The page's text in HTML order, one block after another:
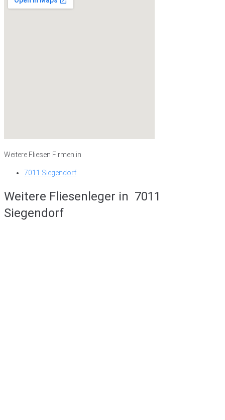
Weitere Fliesen Firmen in
7011 Siegendorf
Weitere Fliesenleger in 7011
Siegendorf